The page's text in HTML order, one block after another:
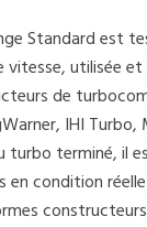
Standard est
vitesse, utilisée
de
IHI
turbo terminé, il
en condition